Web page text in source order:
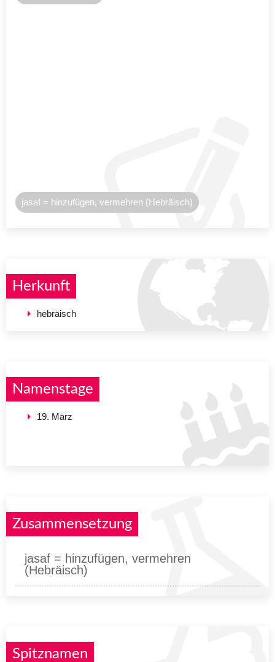
jasaf = hinzufügen, vermehren (Hebräisch)
Herkunft
hebräisch
Namenstage
19. März
Zusammensetzung
jasaf = hinzufügen, vermehren
(Hebräisch)
Spitznamen